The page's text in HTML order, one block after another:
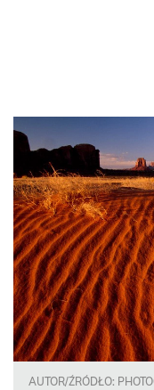
AUTOR/ŹRÓDŁO: